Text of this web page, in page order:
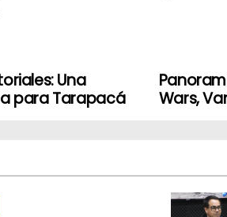
Wars,
Una
para Tarapacá